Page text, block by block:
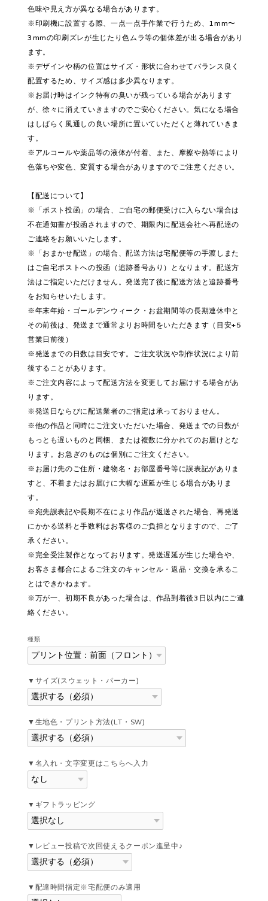
色味や見え方が異なる場合があります。
※印刷機に設置する際、一点一点手作業で行うため、1mm〜
3mmの印刷ズレが生じたり色ムラ等の個体差が出る場合があり
ます。
※デザインや柄の位置はサイズ・形状に合わせてバランス良く
配置するため、サイズ感は多少異なります。
※お届け時はインク特有の臭いが残っている場合があります
が、徐々に消えていきますのでご安心ください。気になる場合
はしばらく風通しの良い場所に置いていただくと薄れていきま
す。
※アルコールや薬品等の液体が付着、また、摩擦や熱等により
色落ちや変色、変質する場合がありますのでご注意ください。
【配送について】
※「ポスト投函」の場合、ご自宅の郵便受けに入らない場合は
不在通知書が投函されますので、期限内に配送会社へ再配達の
ご連絡をお願いいたします。
※「おまかせ配送」の場合、配送方法は宅配便等の手渡しまた
はご自宅ポストへの投函（追跡番号あり）となります。配送方
法はご指定いただけません。発送完了後に配送方法と追跡番号
をお知らせいたします。
※年末年始・ゴールデンウィーク・お盆期間等の長期連休中と
その前後は、発送まで通常よりお時間をいただきます（目安+5
営業日前後）
※発送までの日数は目安です。ご注文状況や制作状況により前
後することがあります。
※ご注文内容によって配送方法を変更してお届けする場合があ
ります。
※発送日ならびに配送業者のご指定は承っておりません。
※他の作品と同時にご注文いただいた場合、発送までの日数が
もっとも遅いものと同梱、または複数に分かれてのお届けとな
ります。お急ぎのものは個別にご注文ください。
※お届け先のご住所・建物名・お部屋番号等に誤表記がありま
すと、不着またはお届けに大幅な遅延が生じる場合がありま
す。
※宛先誤表記や長期不在により作品が返送された場合、再発送
にかかる送料と手数料はお客様のご負担となりますので、ご了
承ください。
※完全受注製作となっております。発送遅延が生じた場合や、
お客さま都合によるご注文のキャンセル・返品・交換を承るこ
とはできかねます。
※万が一、初期不良があった場合は、作品到着後3日以内にご連
絡ください。
種類
▼サイズ(スウェット・パーカー)
▼生地色・プリント方法(LT・SW)
▼名入れ・文字変更はこちらへ入力
▼ギフトラッピング
▼レビュー投稿で次回使えるクーポン進呈中♪
▼配達時間指定※宅配便のみ適用